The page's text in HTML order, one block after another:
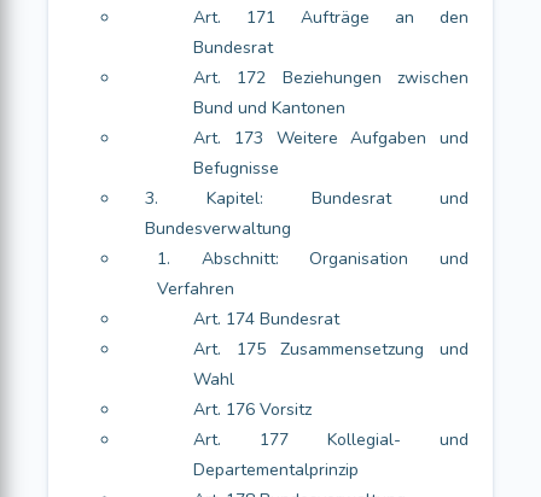
Art. 171 Aufträge an den
Bundesrat
Art. 172 Beziehungen zwischen
Bund und Kantonen
Art. 173 Weitere Aufgaben und
Befugnisse
3. Kapitel: Bundesrat und
Bundesverwaltung
1. Abschnitt: Organisation und
Verfahren
Art. 174 Bundesrat
Art. 175 Zusammensetzung und
Wahl
Art. 176 Vorsitz
Art. 177 Kollegial- und
Departementalprinzip